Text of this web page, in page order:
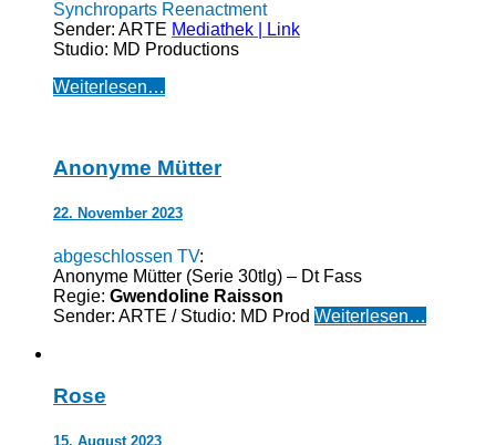
Synchroparts Reenactment
Sender: ARTE Mediathek |
Link
Studio: MD Productions
Weiterlesen…
Anonyme Mütter
22. November 2023
abgeschlossen TV:
Anonyme Mütter (Serie 30tlg) – Dt Fass
Regie: Gwendoline Raisson
Sender: ARTE / Studio: MD Prod Weiterlesen…
Rose
15. August 2023